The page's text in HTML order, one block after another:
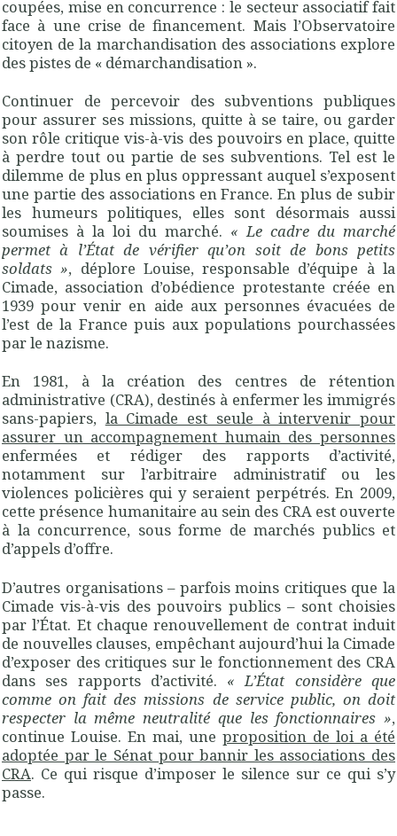
coupées, mise en concurrence : le secteur associatif fait
face à une crise de financement. Mais l’Observatoire
citoyen de la marchandisation des associations explore
des pistes de « démarchandisation ».
Continuer de percevoir des subventions publiques
pour assurer ses missions, quitte à se taire, ou garder
son rôle critique vis-à-vis des pouvoirs en place, quitte
à perdre tout ou partie de ses subventions. Tel est le
dilemme de plus en plus oppressant auquel s’exposent
une partie des associations en France. En plus de subir
les humeurs politiques, elles sont désormais aussi
soumises à la loi du marché. « Le cadre du marché
permet à l’État de vérifier qu’on soit de bons petits
soldats », déplore Louise, responsable d’équipe à la
Cimade, association d’obédience protestante créée en
1939 pour venir en aide aux personnes évacuées de
l’est de la France puis aux populations pourchassées
par le nazisme.
En 1981, à la création des centres de rétention
administrative (CRA), destinés à enfermer les immigrés
sans-papiers, la Cimade est seule à intervenir pour
assurer un accompagnement humain des personnes
enfermées et rédiger des rapports d’activité,
notamment sur l’arbitraire administratif ou les
violences policières qui y seraient perpétrés. En 2009,
cette présence humanitaire au sein des CRA est ouverte
à la concurrence, sous forme de marchés publics et
d’appels d’offre.
D’autres organisations – parfois moins critiques que la
Cimade vis-à-vis des pouvoirs publics – sont choisies
par l’État. Et chaque renouvellement de contrat induit
de nouvelles clauses, empêchant aujourd’hui la Cimade
d’exposer des critiques sur le fonctionnement des CRA
dans ses rapports d’activité. « L’État considère que
comme on fait des missions de service public, on doit
respecter la même neutralité que les fonctionnaires »,
continue Louise. En mai, une proposition de loi a été
adoptée par le Sénat pour bannir les associations des
CRA. Ce qui risque d’imposer le silence sur ce qui s’y
passe.